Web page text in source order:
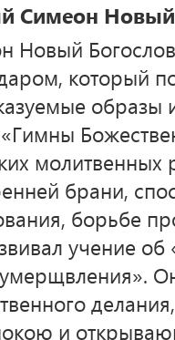
Симеон Новый
Новый
который
брани,
борьбе
учение
и